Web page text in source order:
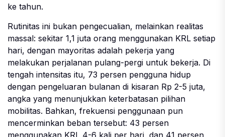
ke tahun.
Rutinitas ini bukan pengecualian, melainkan realitas
massal: sekitar 1,1 juta orang menggunakan KRL setiap
hari, dengan mayoritas adalah pekerja yang
melakukan perjalanan pulang-pergi untuk bekerja. Di
tengah intensitas itu, 73 persen pengguna hidup
dengan pengeluaran bulanan di kisaran Rp 2-5 juta,
angka yang menunjukkan keterbatasan pilihan
mobilitas. Bahkan, frekuensi penggunaan pun
mencerminkan beban tersebut: 43 persen
menggunakan KRL 4-6 kali per hari, dan 41 persen